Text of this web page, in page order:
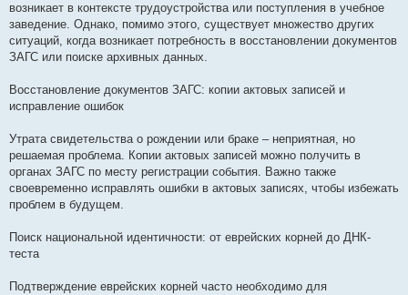
возникает в контексте трудоустройства или поступления в учебное
заведение. Однако, помимо этого, существует множество других
ситуаций, когда возникает потребность в восстановлении документов
ЗАГС или поиске архивных данных.
Восстановление документов ЗАГС: копии актовых записей и
исправление ошибок
Утрата свидетельства о рождении или браке – неприятная, но
решаемая проблема. Копии актовых записей можно получить в
органах ЗАГС по месту регистрации события. Важно также
своевременно исправлять ошибки в актовых записях, чтобы избежать
проблем в будущем.
Поиск национальной идентичности: от еврейских корней до ДНК-
теста
Подтверждение еврейских корней часто необходимо для